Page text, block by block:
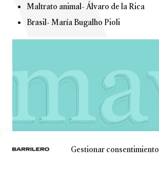
Gestionar consentimiento
Maltrato animal- Álvaro de la Rica
Brasil- María Bugalho Pioli